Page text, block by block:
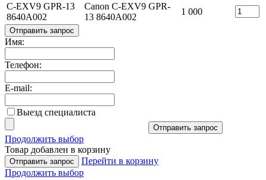
C-EXV9 GPR-13
8640A002
Canon C-EXV9 GPR-
13 8640A002
1 000
Отправить запрос
Имя:
Телефон:
E-mail:
Выезд специалиста
Отправить запрос
Продолжить выбор
Товар добавлен в корзину
Отправить запрос
Перейти в корзину
Продолжить выбор